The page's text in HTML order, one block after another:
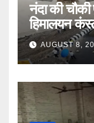
नंदा की चौकी
हिमालयन
भी एक्शन
AUGUST 8,